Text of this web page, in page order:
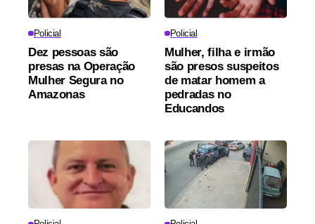
Policial
Dez pessoas são
presas na Operação
Mulher Segura no
Amazonas
Policial
Mulher, filha e irmão
são presos suspeitos
de matar homem a
pedradas no
Educandos